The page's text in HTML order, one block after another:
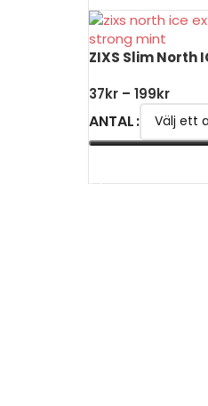
ZIXS Slim North
37kr – 199kr
ANTAL